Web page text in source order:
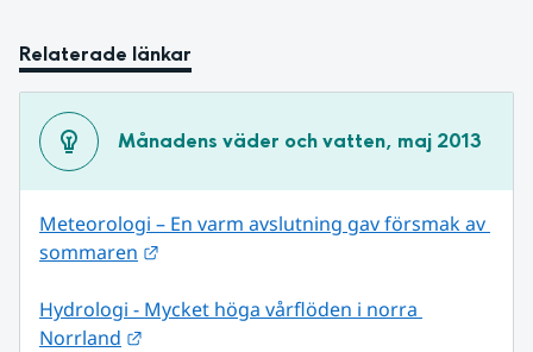
Relaterade länkar
Månadens väder och vatten, maj 2013
Meteorologi – En varm avslutning gav försmak av
sommaren
Hydrologi - Mycket höga vårflöden i norra
Norrland